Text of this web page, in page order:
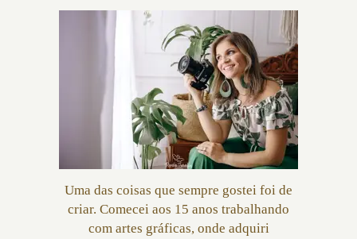
Uma das coisas que sempre gostei foi de
criar. Comecei aos 15 anos trabalhando
com artes gráficas, onde adquiri